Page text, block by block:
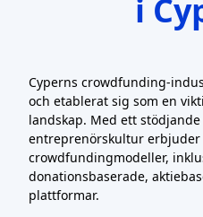
i
Cyperns crowdfunding-
och etablerat sig som en
landskap. Med ett
entreprenörskultur erbjuder
crowdfundingmodeller,
donationsbaserade,
plattformar.